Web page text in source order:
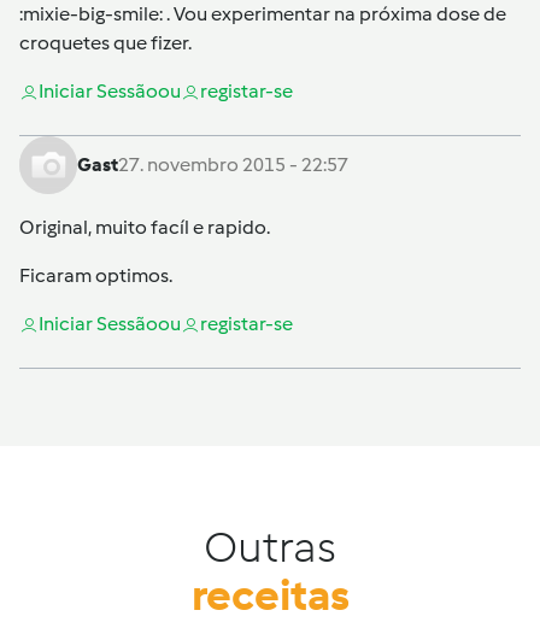
:mixie-big-smile: . Vou experimentar na próxima dose de
croquetes que fizer.
Iniciar Sessãoou registar-se
Gast27. novembro 2015 - 22:57
Original, muito facíl e rapido.
Ficaram optimos.
Iniciar Sessãoou registar-se
Outras
receitas